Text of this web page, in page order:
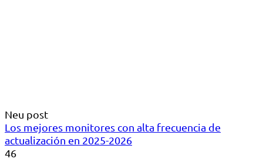
Neu post
Los mejores monitores con alta frecuencia de
actualización en 2025-2026
46